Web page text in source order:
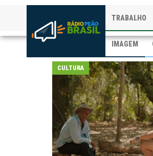
TRABALHO
IMAGEM
CULTURA